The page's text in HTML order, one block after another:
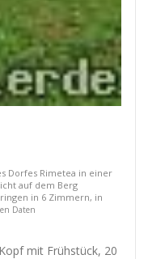
Dorfes Rimetea in einer
auf dem Berg
in 6 Zimmern, in
Daten
mit Frühstück, 20